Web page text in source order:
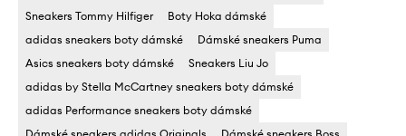
Sneakers Tommy Hilfiger
Boty Hoka dámské
adidas sneakers boty dámské
Dámské sneakers Puma
Asics sneakers boty dámské
Sneakers Liu Jo
adidas by Stella McCartney sneakers boty dámské
adidas Performance sneakers boty dámské